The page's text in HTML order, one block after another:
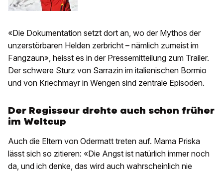
«Die Dokumentation setzt dort an, wo der Mythos der
unzerstörbaren Helden zerbricht – nämlich zumeist im
Fangzaun», heisst es in der Pressemitteilung zum Trailer.
Der schwere Sturz von Sarrazin im italienischen Bormio
und von Kriechmayr in Wengen sind zentrale Episoden.
Der Regisseur drehte auch schon früher
im Weltcup
Auch die Eltern von Odermatt treten auf. Mama Priska
lässt sich so zitieren: «Die Angst ist natürlich immer noch
da, und ich denke, das wird auch wahrscheinlich nie